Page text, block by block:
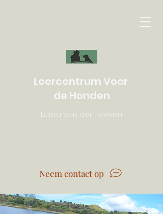
Leercentrum Voor
de Honden
Laura Van der Hoeven
Neem contact op